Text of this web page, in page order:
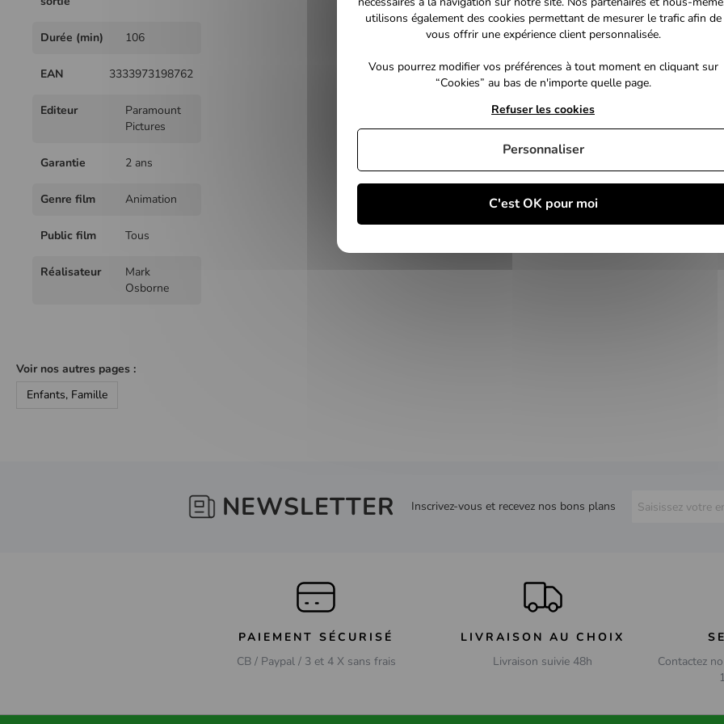
Durée (min) 106
EAN 3333973198762
Editeur
Paramount
Pictures
Garantie 2 ans
Genre film Animation
Public film Tous
Réalisateur
Mark
Osborne
Voir nos autres pages :
Enfants, Famille
NEWSLETTER Inscrivez-vous et recevez nos bons plans
PAIEMENT SÉCURISÉ
CB / Paypal / 3 et 4 X sans frais
LIVRAISON AU CHOIX
Livraison suivie 48h
Contactez
utilisons également des cookies permettant de mesurer le trafic afin de
vous offrir une expérience client personnalisée.
Vous pourrez modifier vos préférences à tout moment en cliquant sur
“Cookies” au bas de n'importe quelle page.
C'est OK pour moi
Refuser les cookies
Personnaliser